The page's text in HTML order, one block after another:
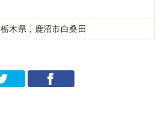
栃木県 , 鹿沼市白桑田